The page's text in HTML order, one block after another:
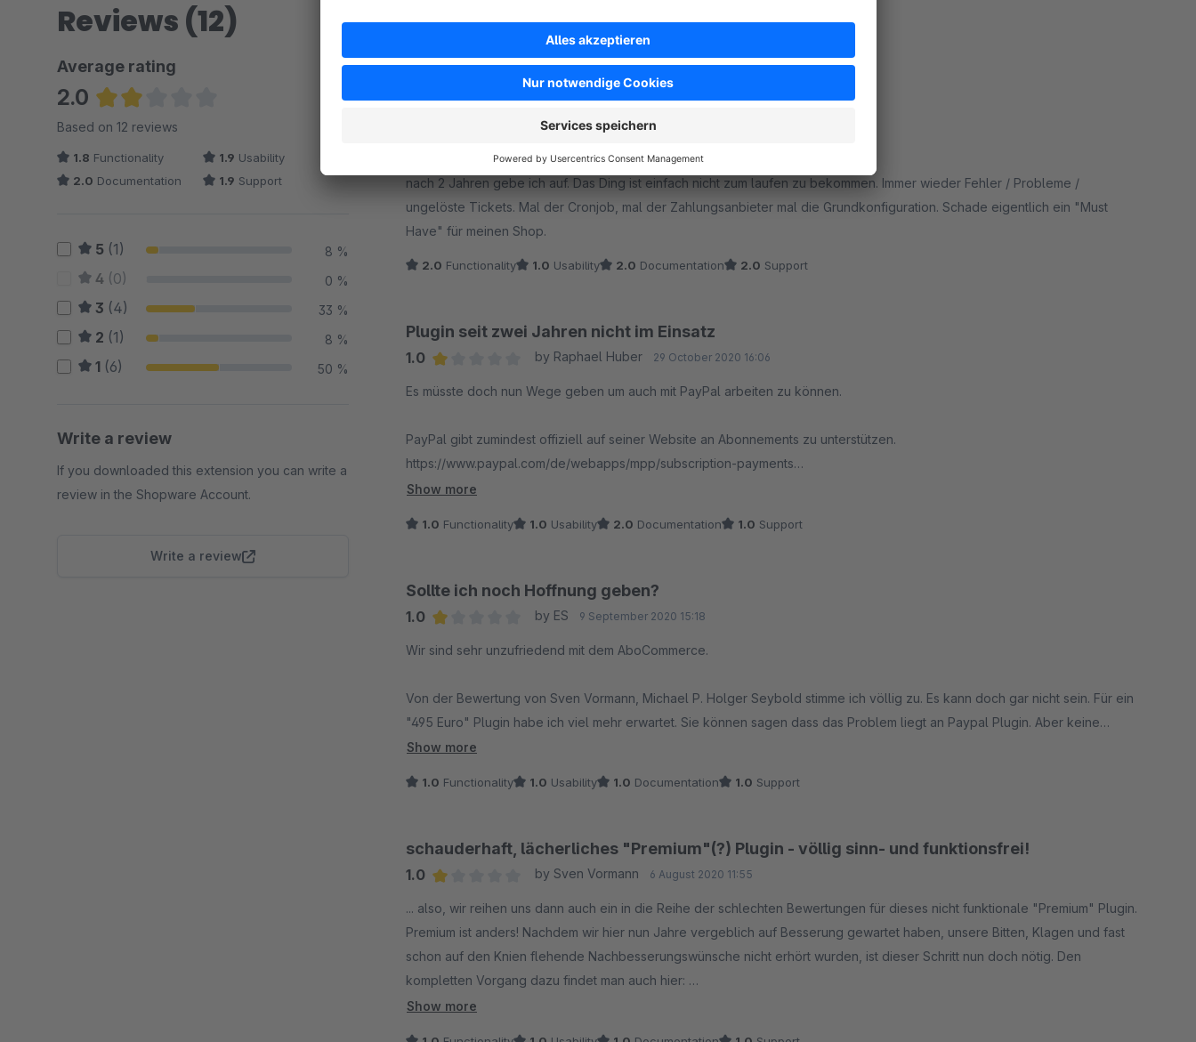
Reviews (12)
Average rating
2.0
Average rating of 2 out of 5 stars
Based on 12 reviews
1.8 Functionality 1.9 Usability
2.0 Documentation 1.9 Support
5 (1) 8 %
4 (0) 0 %
3 (4) 33 %
2 (1) 8 %
1 (6) 50 %
Write a review
If you downloaded this extension you can write a
review in the Shopware Account.
Write a review
Sort by
Grundfunktionalitäten fehlen
Average rating of 2 out of 5 stars
nach 2 Jahren gebe ich auf. Das Ding ist einfach nicht zum laufen zu bekommen. Immer wieder Fehler / Probleme /
ungelöste Tickets. Mal der Cronjob, mal der Zahlungsanbieter mal die Grundkonfiguration. Schade eigentlich ein "Must
Have" für meinen Shop.
2.0 Functionality 1.0 Usability 2.0 Documentation 2.0 Support
Plugin seit zwei Jahren nicht im Einsatz
1.0
by Raphael Huber 29 October 2020 16:06
Es müsste doch nun Wege geben um auch mit PayPal arbeiten zu können.
PayPal gibt zumindest offiziell auf seiner Website an Abonnements zu unterstützen.
https://www.paypal.com/de/webapps/mpp/subscription-payments
Zahlungsmethoden.
Show more
1.0 Functionality 1.0 Usability 2.0 Documentation 1.0 Support
Sollte ich noch Hoffnung geben?
1.0
by ES 9 September 2020 15:18
Wir sind sehr unzufriedend mit dem AboCommerce.
Von der Bewertung von Sven Vormann, Michael P. Holger Seybold stimme ich völlig zu. Es kann doch gar nicht sein. Für ein
"495 Euro" Plugin habe ich viel mehr erwartet. Sie können sagen dass das Problem liegt an Paypal Plugin. Aber keine
Lösung dazu bieten? Kann der Entwickler keine Dokumentation von Paypal lesen? Funktioniert auch andere Plugins mit
Nach nicht erfolgreichen Kontakt mit dem Support haben wir selber eine Lösung in unserem ERP gebaut. Unfassbar! Wir
Ärger ich von Innendienst bekommen habe....)
nicht ein. Mir war bis heute es nicht bekannt wenn der Kunde nicht bei mir beschwert hat. Michael P. hat dieses Problem
schon am 08.07. geschrieben und Nichts passiert.
Falls dein Shop ein Produkt verkauft und nicht viele Zahlungsmöglichkeiten hat (am Besten nur mit SEPA) ist AboCommerce
eine gute Lösung.
Show more
1.0 Functionality 1.0 Usability 1.0 Documentation 1.0 Support
schauderhaft, lächerliches "Premium"(?) Plugin - völlig sinn- und funktionsfrei!
1.0
by Sven Vormann 6 August 2020 11:55
... also, wir reihen uns dann auch ein in die Reihe der schlechten Bewertungen für dieses nicht funktionale "Premium" Plugin.
Premium ist anders! Nachdem wir hier nun Jahre vergeblich auf Besserung gewartet haben, unsere Bitten, Klagen und fast
schon auf den Knien flehende Nachbesserungswünsche nicht erhört wurden, ist dieser Schritt nun doch nötig. Den
kompletten Vorgang dazu findet man auch hier:
https://issues.shopware.com/issues/PT-9958
Show more